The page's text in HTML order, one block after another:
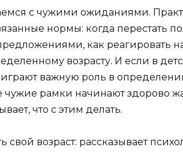
с чужими ожиданиями.
нормы: когда перестать
как реагировать
возрасту. И если в
важную роль в
чужие рамки начинают здорово
что с этим делать.